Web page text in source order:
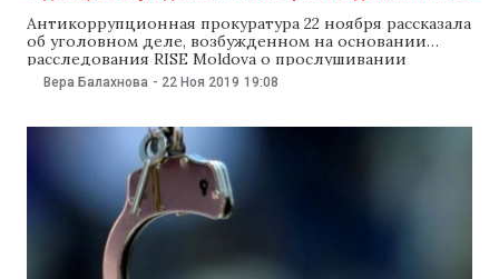
Антикоррупционная прокуратура 22 ноября рассказала
об уголовном деле, возбужденном на основании
расследования RISE Moldova о прослушивании
телефонов политиков и общественников в 2016-2018
годах, опубликованного летом 2019 года. В ведомстве
Антикоррупционной прокуратуре отметили, что
генеральный прокурор завел уголовное дело в
сентябре 2019 года и
Вера Балахнова - 22 Ноя 2019 19:08